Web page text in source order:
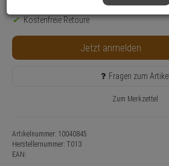
Lieferzeit: 6-8 Werktage**
Kostenfreie Retoure
Jetzt anmelden
Fragen zum Artikel
Zum Merkzettel
Artikelnummer: 10040845
Herstellernummer: T013
EAN: